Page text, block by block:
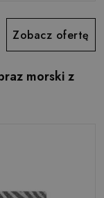
Zobacz ofertę
morski z